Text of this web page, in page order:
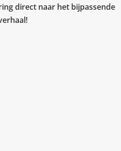
direct naar het bijpassende